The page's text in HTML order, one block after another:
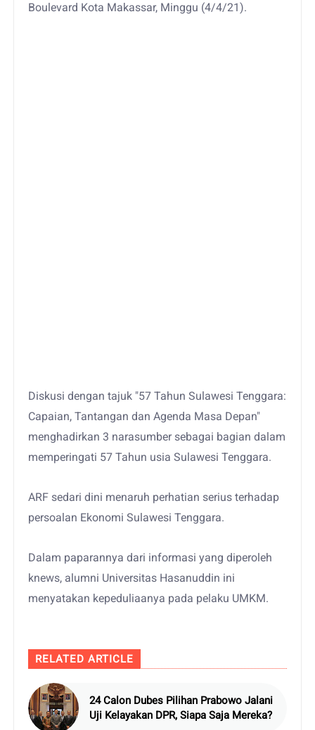
Boulevard Kota Makassar, Minggu (4/4/21).
Diskusi dengan tajuk "57 Tahun Sulawesi Tenggara:
Capaian, Tantangan dan Agenda Masa Depan"
menghadirkan 3 narasumber sebagai bagian dalam
memperingati 57 Tahun usia Sulawesi Tenggara.
ARF sedari dini menaruh perhatian serius terhadap
persoalan Ekonomi Sulawesi Tenggara.
Dalam paparannya dari informasi yang diperoleh
knews, alumni Universitas Hasanuddin ini
menyatakan kepeduliaanya pada pelaku UMKM.
RELATED ARTICLE
24 Calon Dubes Pilihan Prabowo Jalani
Uji Kelayakan DPR, Siapa Saja Mereka?